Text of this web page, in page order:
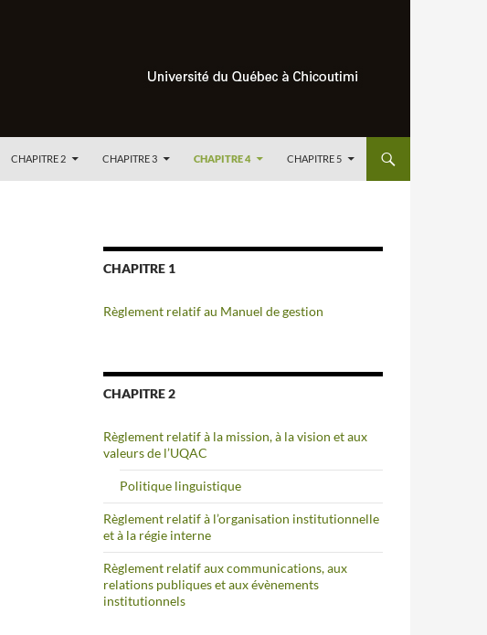
CHAPITRE 2 CHAPITRE 3 CHAPITRE 4 CHAPITRE 5
CHAPITRE 1
Règlement relatif au Manuel de gestion
CHAPITRE 2
Règlement relatif à la mission, à la vision et aux
valeurs de l’UQAC
Politique linguistique
Règlement relatif à l’organisation institutionnelle
et à la régie interne
Règlement relatif aux communications, aux
relations publiques et aux évènements
institutionnels